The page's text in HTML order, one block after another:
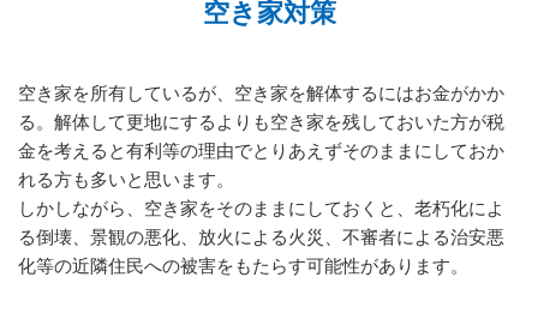
空き家対策
空き家を所有しているが、空き家を解体するにはお金がかか
る。解体して更地にするよりも空き家を残しておいた方が税
金を考えると有利等の理由でとりあえずそのままにしておか
れる方も多いと思います。
しかしながら、空き家をそのままにしておくと、老朽化によ
る倒壊、景観の悪化、放火による火災、不審者による治安悪
化等の近隣住民への被害をもたらす可能性があります。